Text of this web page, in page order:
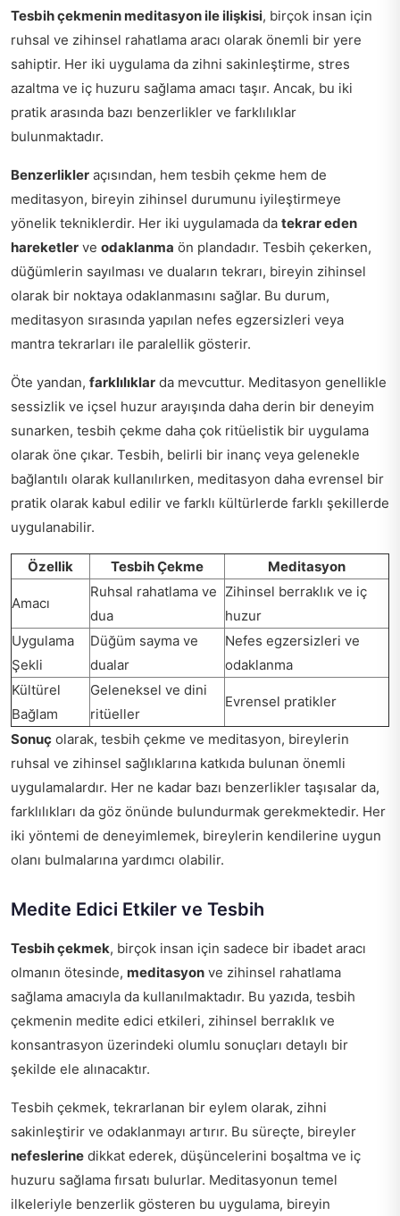
Tesbih çekmenin meditasyon ile ilişkisi, birçok insan için
ruhsal ve zihinsel rahatlama aracı olarak önemli bir yere
sahiptir. Her iki uygulama da zihni sakinleştirme, stres
azaltma ve iç huzuru sağlama amacı taşır. Ancak, bu iki
pratik arasında bazı benzerlikler ve farklılıklar
bulunmaktadır.
Benzerlikler açısından, hem tesbih çekme hem de
meditasyon, bireyin zihinsel durumunu iyileştirmeye
yönelik tekniklerdir. Her iki uygulamada da tekrar eden
hareketler ve odaklanma ön plandadır. Tesbih çekerken,
düğümlerin sayılması ve duaların tekrarı, bireyin zihinsel
olarak bir noktaya odaklanmasını sağlar. Bu durum,
meditasyon sırasında yapılan nefes egzersizleri veya
mantra tekrarları ile paralellik gösterir.
Öte yandan, farklılıklar da mevcuttur. Meditasyon genellikle
sessizlik ve içsel huzur arayışında daha derin bir deneyim
sunarken, tesbih çekme daha çok ritüelistik bir uygulama
olarak öne çıkar. Tesbih, belirli bir inanç veya gelenekle
bağlantılı olarak kullanılırken, meditasyon daha evrensel bir
pratik olarak kabul edilir ve farklı kültürlerde farklı şekillerde
uygulanabilir.
Özellik Tesbih Çekme Meditasyon
Amacı
Ruhsal rahatlama ve
dua
Zihinsel berraklık ve iç
huzur
Uygulama
Şekli
Düğüm sayma ve
dualar
Nefes egzersizleri ve
odaklanma
Kültürel
Bağlam
Geleneksel ve dini
ritüeller
Evrensel pratikler
Sonuç olarak, tesbih çekme ve meditasyon, bireylerin
ruhsal ve zihinsel sağlıklarına katkıda bulunan önemli
uygulamalardır. Her ne kadar bazı benzerlikler taşısalar da,
farklılıkları da göz önünde bulundurmak gerekmektedir. Her
iki yöntemi de deneyimlemek, bireylerin kendilerine uygun
olanı bulmalarına yardımcı olabilir.
Medite Edici Etkiler ve Tesbih
Tesbih çekmek, birçok insan için sadece bir ibadet aracı
olmanın ötesinde, meditasyon ve zihinsel rahatlama
sağlama amacıyla da kullanılmaktadır. Bu yazıda, tesbih
çekmenin medite edici etkileri, zihinsel berraklık ve
konsantrasyon üzerindeki olumlu sonuçları detaylı bir
şekilde ele alınacaktır.
Tesbih çekmek, tekrarlanan bir eylem olarak, zihni
sakinleştirir ve odaklanmayı artırır. Bu süreçte, bireyler
nefeslerine dikkat ederek, düşüncelerini boşaltma ve iç
huzuru sağlama fırsatı bulurlar. Meditasyonun temel
ilkeleriyle benzerlik gösteren bu uygulama, bireyin